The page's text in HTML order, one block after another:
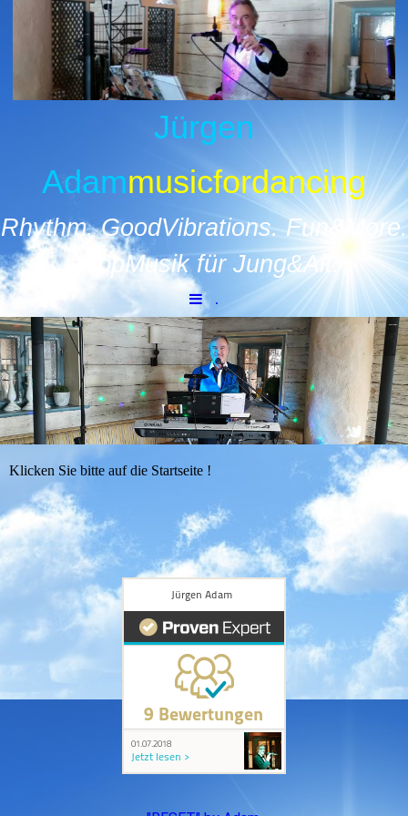
Jürgen
Adammusicfordancing
Rhythm.GoodVibrations. Fun&More.
opMusik für Jung&Alt.
.
Klicken Sie bitte auf die Startseite !